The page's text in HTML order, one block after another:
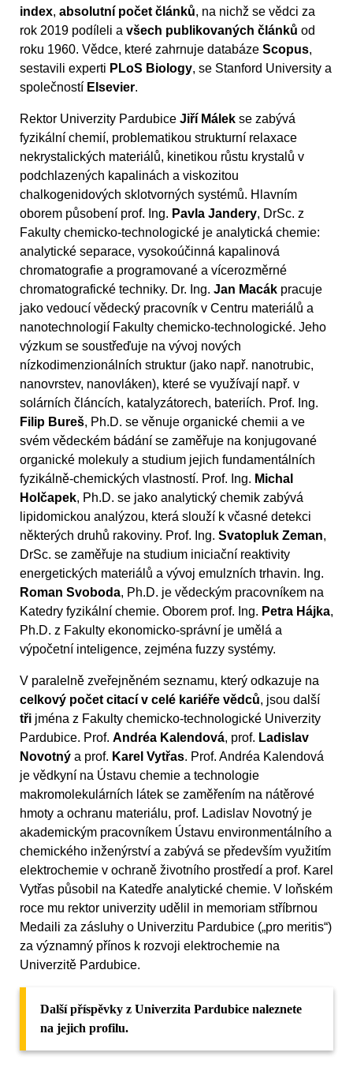
index, absolutní počet článků, na nichž se vědci za
rok 2019 podíleli a všech publikovaných článků od
roku 1960. Vědce, které zahrnuje databáze Scopus,
sestavili experti PLoS Biology, se Stanford University a
společností Elsevier.
Rektor Univerzity Pardubice Jiří Málek se zabývá
fyzikální chemií, problematikou strukturní relaxace
nekrystalických materiálů, kinetikou růstu krystalů v
podchlazených kapalinách a viskozitou
chalkogenidových sklotvorných systémů. Hlavním
oborem působení prof. Ing. Pavla Jandery, DrSc. z
Fakulty chemicko-technologické je analytická chemie:
analytické separace, vysokoúčinná kapalinová
chromatografie a programované a vícerozměrné
chromatografické techniky. Dr. Ing. Jan Macák pracuje
jako vedoucí vědecký pracovník v Centru materiálů a
nanotechnologií Fakulty chemicko-technologické. Jeho
výzkum se soustřeďuje na vývoj nových
nízkodimenzionálních struktur (jako např. nanotrubic,
nanovrstev, nanovláken), které se využívají např. v
solárních článcích, katalyzátorech, bateriích. Prof. Ing.
Filip Bureš, Ph.D. se věnuje organické chemii a ve
svém vědeckém bádání se zaměřuje na konjugované
organické molekuly a studium jejich fundamentálních
fyzikálně-chemických vlastností. Prof. Ing. Michal
Holčapek, Ph.D. se jako analytický chemik zabývá
lipidomickou analýzou, která slouží k včasné detekci
některých druhů rakoviny. Prof. Ing. Svatopluk Zeman,
DrSc. se zaměřuje na studium iniciační reaktivity
energetických materiálů a vývoj emulzních trhavin. Ing.
Roman Svoboda, Ph.D. je vědeckým pracovníkem na
Katedry fyzikální chemie. Oborem prof. Ing. Petra Hájka,
Ph.D. z Fakulty ekonomicko-správní je umělá a
výpočetní inteligence, zejména fuzzy systémy.
V paralelně zveřejněném seznamu, který odkazuje na
celkový počet citací v celé kariéře vědců, jsou další
tři jména z Fakulty chemicko-technologické Univerzity
Pardubice. Prof. Andréa Kalendová, prof. Ladislav
Novotný a prof. Karel Vytřas. Prof. Andréa Kalendová
je vědkyní na Ústavu chemie a technologie
makromolekulárních látek se zaměřením na nátěrové
hmoty a ochranu materiálu, prof. Ladislav Novotný je
akademickým pracovníkem Ústavu environmentálního a
chemického inženýrství a zabývá se především využitím
elektrochemie v ochraně životního prostředí a prof. Karel
Vytřas působil na Katedře analytické chemie. V loňském
roce mu rektor univerzity udělil in memoriam stříbrnou
Medaili za zásluhy o Univerzitu Pardubice („pro meritis“)
za významný přínos k rozvoji elektrochemie na
Univerzitě Pardubice.
Další příspěvky z Univerzita Pardubice naleznete
na jejich profilu.